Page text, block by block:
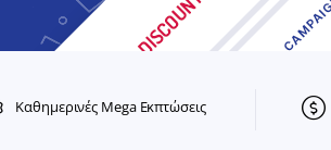
Καθημερινές Mega Εκπτώσεις